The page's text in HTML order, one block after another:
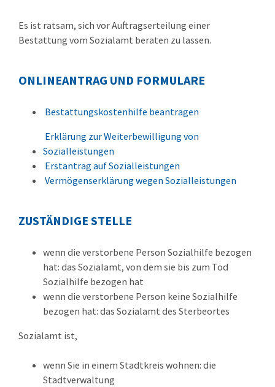
Es ist ratsam, sich vor Auftragserteilung einer
Bestattung vom Sozialamt beraten zu lassen.
ONLINEANTRAG UND FORMULARE
Bestattungskostenhilfe beantragen
Erklärung zur Weiterbewilligung von
Sozialleistungen
Erstantrag auf Sozialleistungen
Vermögenserklärung wegen Sozialleistungen
ZUSTÄNDIGE STELLE
wenn die verstorbene Person Sozialhilfe bezogen
hat: das Sozialamt, von dem sie bis zum Tod
Sozialhilfe bezogen hat
wenn die verstorbene Person keine Sozialhilfe
bezogen hat: das Sozialamt des Sterbeortes
Sozialamt ist,
wenn Sie in einem Stadtkreis wohnen: die
Stadtverwaltung